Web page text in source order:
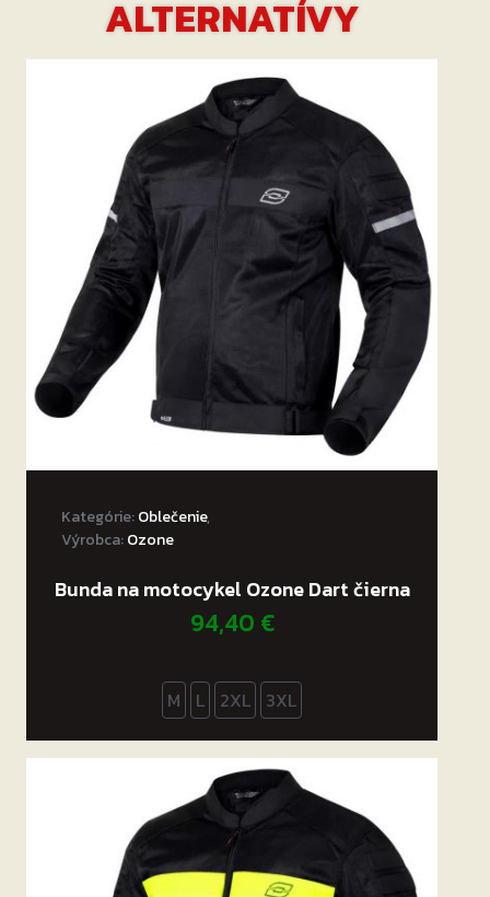
ALTERNATÍVY
Kategórie:Oblečenie,
Výrobca:Ozone
Bunda na motocykel Ozone Dart čierna
94,40 €
M L 2XL 3XL